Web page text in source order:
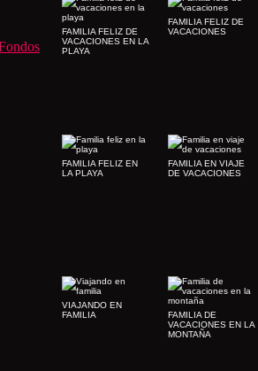
FAMILIA FELIZ DE
VACACIONES
FAMILIA FELIZ DE
VACACIONES EN LA
PLAYA
FAMILIA EN VIAJE
DE VACACIONES
FAMILIA FELIZ EN
LA PLAYA
FAMILIA DE
VACACIONES EN LA
MONTAÑA
VIAJANDO EN
FAMILIA